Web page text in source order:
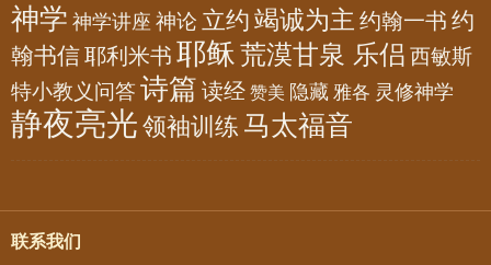
神学 神学讲座 神论 立约 竭诚为主 约翰一书 约
翰书信耶利米书 耶稣 荒漠甘泉 乐侣 西敏斯
特小教义问答诗篇 读经 赞美 隐藏 雅各 灵修神学
静夜亮光 领袖训练 马太福音
联系我们